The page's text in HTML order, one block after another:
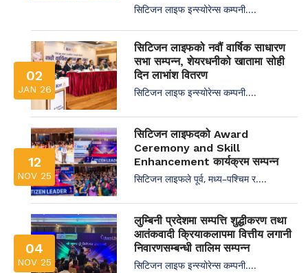
सिटिजन लाइफ इन्स्योरेन्स कम्पनी....
02
JAN 26
सिटिजन लाइफको नवौं वार्षिक साधारण
सभा सम्पन्न, शेयरधनीको खातामा सोही
दिन लाभांश वितरण
सिटिजन लाइफ इन्स्योरेन्स कम्पनी....
12
NOV 25
सिटिजन लाइफदको Award
Ceremony and Skill
Enhancement कार्यक्रम सम्पन्न
सिटिजन लाइफले पूर्व, मध्य–पश्चिम र....
04
NOV 25
लुम्बिनी प्रदेशमा सम्पत्ति शुद्धीकरण तथा
आतंकवादी क्रियाकलापमा वित्तीय लगानी
निवारणसम्बन्धी तालिम सम्पन्न
सिटिजन लाइफ इन्स्योरेन्स कम्पनी....